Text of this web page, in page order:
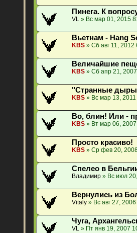
Пинега. К
VL » Вс мар 01, 2015
Вьетнам - Hang
KBS » Сб авг 11, 2012
Величайшие
KBS » Сб апр 21,
"Странные дыры
KBS » Вс мар 13,
Во, блин! Или -
KBS » Вт мар 06,
Просто красиво!
KBS » Ср фев 20,
Спелео в
Владимир » Вс июл
Вернулись из
Vitaly » Вс авг 27,
Чуга,
VL » Пт янв 19, 2007